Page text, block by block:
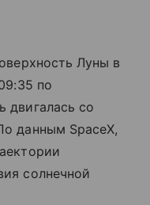
Луны в
по
двигалась со
данным SpaceX,
солнечной